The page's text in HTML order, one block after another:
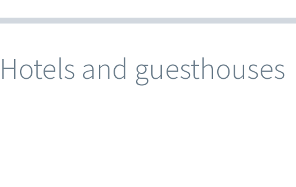
Hotels and guesthouses